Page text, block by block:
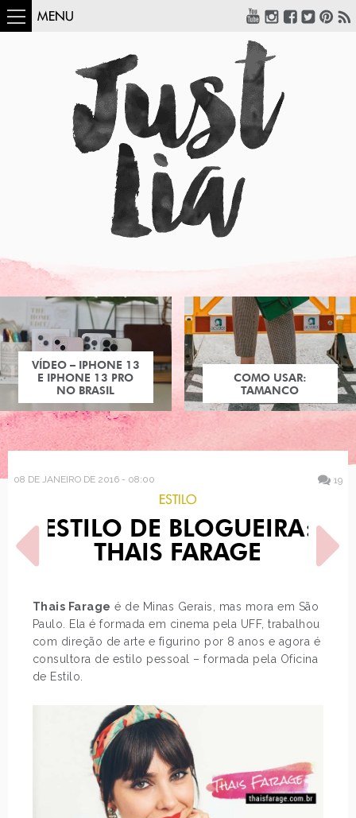
MENU
COMO USAR:
TAMANCO
08 DE JANEIRO DE 2016 - 08:00 19
ESTILO
ESTILO DE BLOGUEIRA:
THAIS FARAGE
Thais Farage é de Minas Gerais, mas mora em São
Paulo. Ela é formada em cinema pela UFF, trabalhou
com direção de arte e figurino por 8 anos e agora é
consultora de estilo pessoal – formada pela Oficina
de Estilo.
POST ANTERIOR
OS NOVOS TÊNIS DE
CORRIDA DA NEW
PRÓXIMO POST
OS BOLOS REALISTAS E
DIVERTIDOS DE YOLANDA